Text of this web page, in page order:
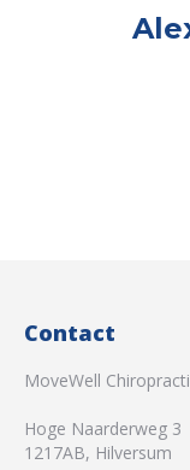
Contact
MoveWell
Hoge Naarderweg 3
1217AB, Hilversum